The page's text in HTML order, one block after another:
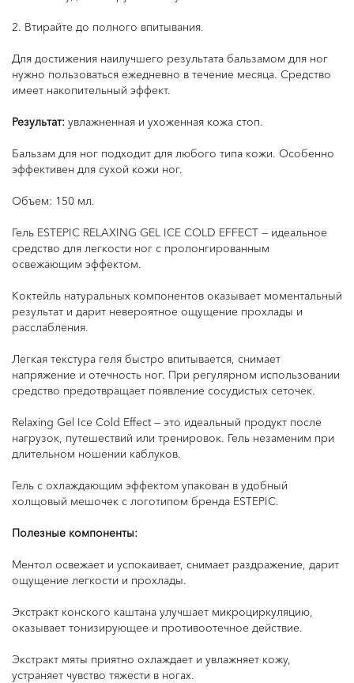
2. Втирайте до полного впитывания.
Для достижения наилучшего результата бальзамом для ног
нужно пользоваться ежедневно в течение месяца. Средство
имеет накопительный эффект.
Результат: увлажненная и ухоженная кожа стоп.
Бальзам для ног подходит для любого типа кожи. Особенно
эффективен для сухой кожи ног.
Объем: 150 мл.
Гель ESTEPIC RELAXING GEL ICE COLD EFFECT — идеальное
средство для легкости ног с пролонгированным
освежающим эффектом.
Коктейль натуральных компонентов оказывает моментальный
результат и дарит невероятное ощущение прохлады и
расслабления.
Легкая текстура геля быстро впитывается, снимает
напряжение и отечность ног. При регулярном использовании
средство предотвращает появление сосудистых сеточек.
Relaxing Gel Ice Cold Effect — это идеальный продукт после
нагрузок, путешествий или тренировок. Гель незаменим при
длительном ношении каблуков.
Гель с охлаждающим эффектом упакован в удобный
холщовый мешочек с логотипом бренда ESTEPIC.
Полезные компоненты:
Ментол освежает и успокаивает, снимает раздражение, дарит
ощущение легкости и прохлады.
Экстракт конского каштана улучшает микроциркуляцию,
оказывает тонизирующее и противоотечное действие.
Экстракт мяты приятно охлаждает и увлажняет кожу,
устраняет чувство тяжести в ногах.